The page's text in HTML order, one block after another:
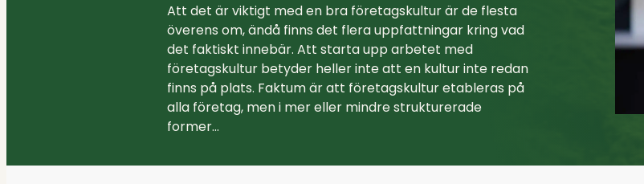
Customer Success
Rekrytering & Konsulter
Att det är viktigt med en bra företagskultur är de flesta
överens om, ändå finns det flera uppfattningar kring vad
det faktiskt innebär. Att starta upp arbetet med
företagskultur betyder heller inte att en kultur inte redan
finns på plats. Faktum är att företagskultur etableras på
alla företag, men i mer eller mindre strukturerade
former…